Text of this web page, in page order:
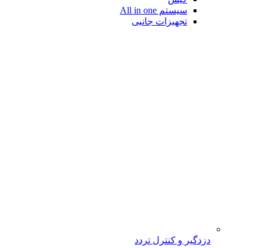
سیستم All in one
تجهیزات جانبی
دزدگیر و کنترل تردد